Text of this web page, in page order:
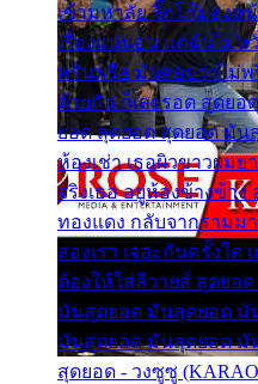
เข้ามหาลัย จิ๊กโก๊มองห
เรื่องแน่นอน แต่ฉันไม่ห
พรั่นพรือ มันตอบว่าไม่พ
ด้วยกัน ก็เลยรอด สุดย
ยอด สุดยอด สุดยอด มัน
ห้องเช่า เธอผิวขาวผมย
จริงเธอ อยู่ห้องข้างข้าง
ทองแดง กลับจากรามม
สองเรา เจอะกันครั้งใด
ต้องให้ใส่ลีวายส์ สุดยอ
มันสุดยอด มันสุดยอด มั
มันสุดยอด มันสุดยอด มั
สุดยอด - วงซูซู